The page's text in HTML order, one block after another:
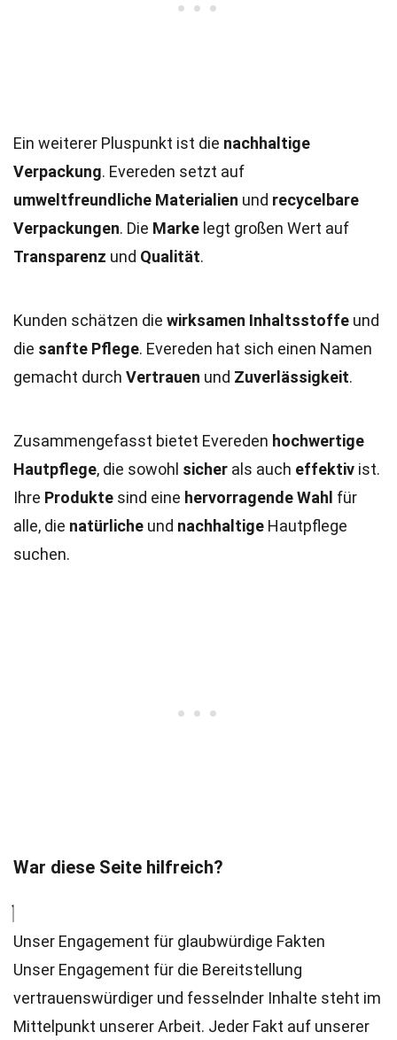
Ein weiterer Pluspunkt ist die nachhaltige
Verpackung. Evereden setzt auf
umweltfreundliche Materialien und recycelbare
Verpackungen. Die Marke legt großen Wert auf
Transparenz und Qualität.
Kunden schätzen die wirksamen Inhaltsstoffe und
die sanfte Pflege. Evereden hat sich einen Namen
gemacht durch Vertrauen und Zuverlässigkeit.
Zusammengefasst bietet Evereden hochwertige
Hautpflege, die sowohl sicher als auch effektiv ist.
Ihre Produkte sind eine hervorragende Wahl für
alle, die natürliche und nachhaltige Hautpflege
suchen.
War diese Seite hilfreich?
Unser Engagement für glaubwürdige Fakten
Unser Engagement für die Bereitstellung
vertrauenswürdiger und fesselnder Inhalte steht im
Mittelpunkt unserer Arbeit. Jeder Fakt auf unserer